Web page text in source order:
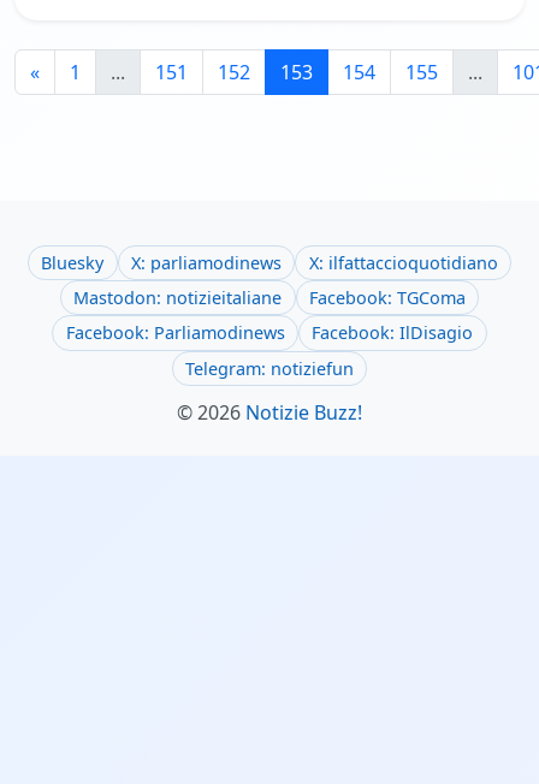
« 1 ... 151 152 153 154 155 ...
Bluesky X: parliamodinews
X: ilfattaccioquotidiano
Mastodon: notizieitaliane
Facebook: TGComa
Facebook: Parliamodinews
Facebook: IlDisagio
Telegram: notiziefun
© 2026 Notizie Buzz!